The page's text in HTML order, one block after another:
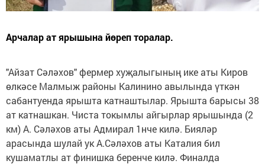
Арчалар ат ярышына йөреп торалар.
"Айзат Сәләхов" фермер хуҗалыгының ике аты Киров
өлкәсе Малмыж районы Калинино авылында үткән
сабантуенда ярышта катнаштылар. Ярышта барысы 38
ат катнашкан. Чиста токымлы айгырлар ярышында (2
км) А. Сәләхов аты Адмирал 1нче килә. Бияләр
арасында шулай ук А.Сәләхов аты Каталия бил
кушаматлы ат финишка беренче килә. Финалда